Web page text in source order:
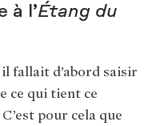
à l’Étang du
fallait d’abord saisir
ce qui tient ce
pour cela que